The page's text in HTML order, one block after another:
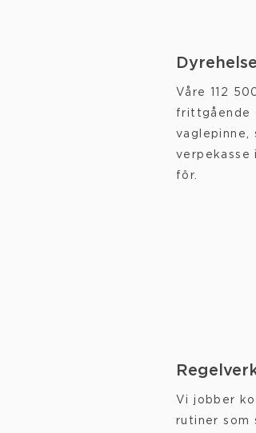
Dyrehelse
Våre 112
frittgående
vaglepinne,
fôr.
Regelverk
Vi jobber
rutiner som